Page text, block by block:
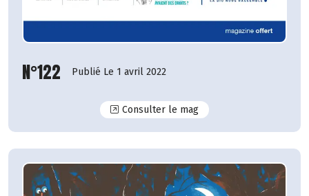
N°122 Publié Le 1 avril 2022
Consulter le magN°122